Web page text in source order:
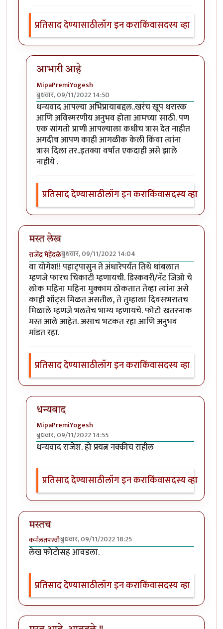
प्रतिसाद देण्यासाठीलॉग इन कराकिंवासदस्य व्हा
आभारी आहे
MipaPremiYogesh
बुधवार, 09/11/2022 14:50
In reply toअत्यंत थरारक अनुभवbyश्वेता२४
धन्यवाद आपल्या अभिप्रायाबद्दल..खरंच खूप थरारक
आणि अविस्मरणीय अनुभव होता आमच्या साठी. पण
एक सांगतो प्राणी आपल्याला कधीच त्रास देत नाहीत
अगदीच आपण काही आगळीक केली किंवा त्यांना
त्रास दिला तर..इतक्या वर्षात एकदाही असे झाले
नाहीये .
प्रतिसाद देण्यासाठीलॉग इन कराकिंवासदस्य व्हा
मस्त लेख
राजेंद्र मेहेंदळेबुधवार, 09/11/2022 14:04
वा योगेश!! पहाट्पासुन ते अंधारेपर्यंत तिथे थांबलात
म्हणजे फारच चिकाटी म्हणायची. डिस्कवरी/नॅट जिओ चे
लोक महिना महिना मुक्काम ठोकतात तेव्हा त्यांना असे
काही शॉट्स मिळत असतील, ते तुम्हाला दिवसभरातच
मिळाले म्हणजे भलतेच भाग्य म्हणायचे. फोटो खतरनाक
मस्त आले आहेत. असाच भटकत रहा आणि अनुभव
मांडत रहा.
प्रतिसाद देण्यासाठीलॉग इन कराकिंवासदस्य व्हा
धन्यवाद
MipaPremiYogesh
बुधवार, 09/11/2022 14:55
In reply toमस्त लेखbyराजेंद्र मेहेंदळे
धन्यवाद राजेश. हो प्रयत्न नक्कीच राहील
प्रतिसाद देण्यासाठीलॉग इन कराकिंवासदस्य व्हा
मस्तच
कर्नलतपस्वीबुधवार, 09/11/2022 18:25
लेख फोटोसह आवडला.
प्रतिसाद देण्यासाठीलॉग इन कराकिंवासदस्य व्हा